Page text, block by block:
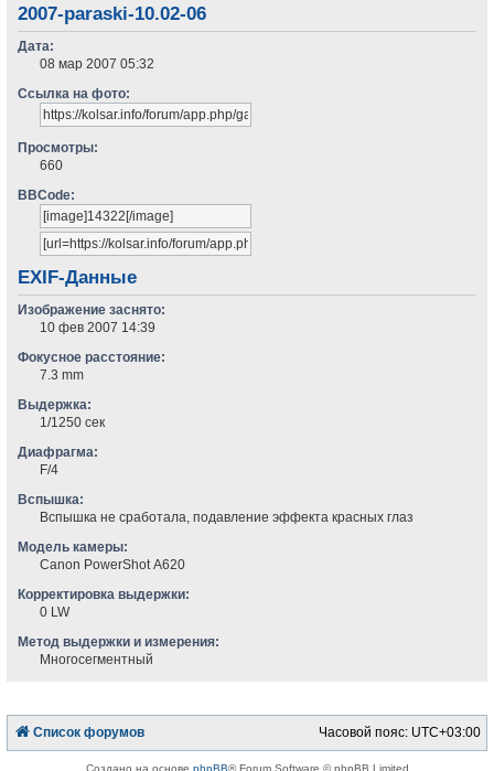
2007-paraski-10.02-06
Дата:
08 мар 2007 05:32
Ссылка на фото:
Просмотры:
660
BBCode:
EXIF-Данные
Изображение заснято:
10 фев 2007 14:39
Фокусное расстояние:
7.3 mm
Выдержка:
1/1250 сек
Диафрагма:
F/4
Вспышка:
Вспышка не сработала, подавление эффекта красных глаз
Модель камеры:
Canon PowerShot A620
Корректировка выдержки:
0 LW
Метод выдержки и измерения:
Многосегментный
Список форумов Часовой пояс: UTC+03:00
Создано на основе phpBB® Forum Software © phpBB Limited